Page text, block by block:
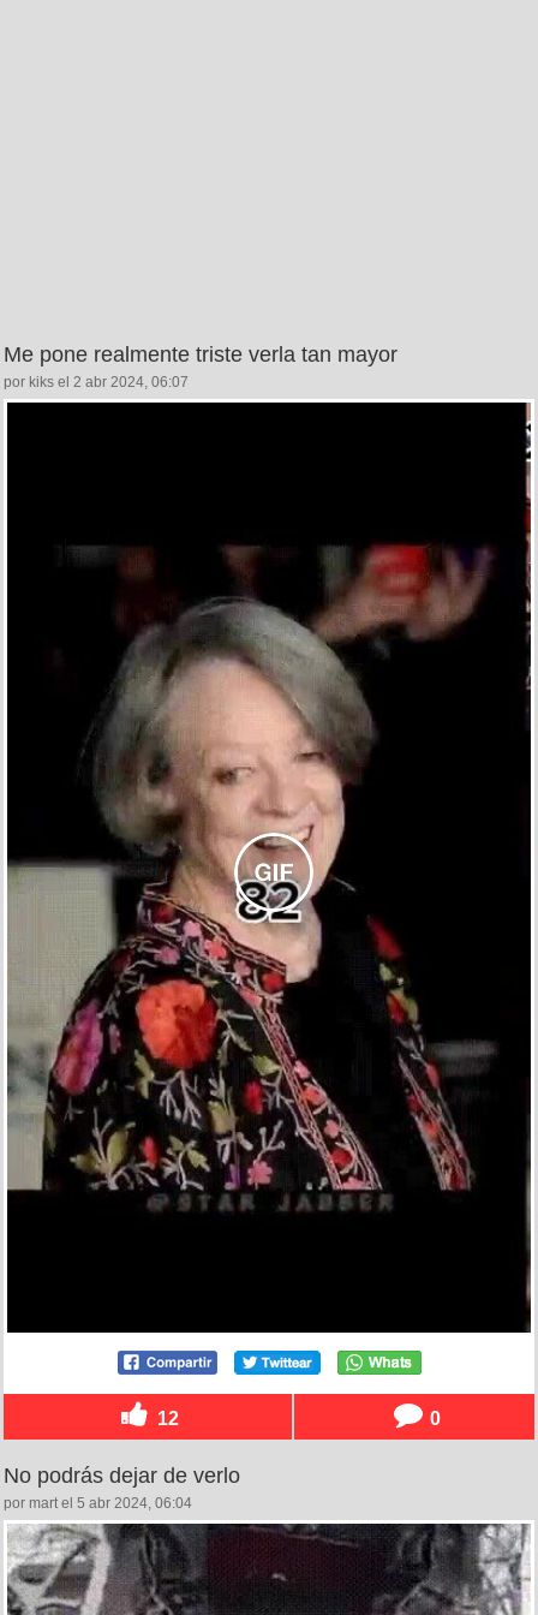
Me pone realmente triste verla tan mayor
por kiks el 2 abr 2024, 06:07
12 0
No podrás dejar de verlo
por mart el 5 abr 2024, 06:04